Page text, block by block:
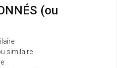
(ou
similaire